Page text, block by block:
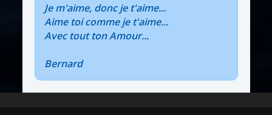
Je m'aime, donc je t'aime...
Aime toi comme je t'aime...
Avec tout ton Amour...
Bernard